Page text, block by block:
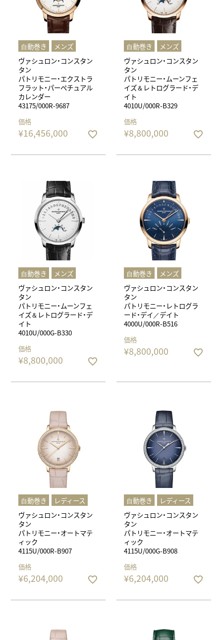
⾃動巻き
メンズ
ヴァシュロン・コンスタン
タン
パトリモニー・エクストラ
フラット・パーペチュアル
カレンダー
43175/000R-9687
価格
¥16,456,000
⾃動巻き
メンズ
ヴァシュロン・コンスタン
タン
パトリモニー・ムーンフェ
イズ＆レトログラード・デ
イト
4010U/000R-B329
価格
¥8,800,000
⾃動巻き
メンズ
ヴァシュロン・コンスタン
タン
パトリモニー・ムーンフェ
イズ＆レトログラード・デ
イト
4010U/000G-B330
価格
¥8,800,000
⾃動巻き
メンズ
ヴァシュロン・コンスタン
タン
パトリモニー・レトログラ
ード・デイ／デイト
4000U/000R-B516
価格
¥8,800,000
⾃動巻き
レディース
ヴァシュロン・コンスタン
タン
パトリモニー・オートマテ
ィック
4115U/000R-B907
価格
¥6,204,000
⾃動巻き
レディース
ヴァシュロン・コンスタン
タン
パトリモニー・オートマテ
ィック
4115U/000G-B908
価格
¥6,204,000